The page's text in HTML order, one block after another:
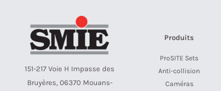
151-217 Voie H Impasse des
Bruyères, 06370 Mouans-
Produits
ProSITE Sets
Anti-collision
Caméras